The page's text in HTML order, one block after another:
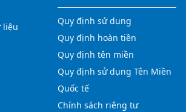
liệu
Quy định sử dụng
Quy định hoàn tiền
Quy định tên miền
Quy định sử dụng Tên Miền
Quốc tế
Chính sách riêng tư